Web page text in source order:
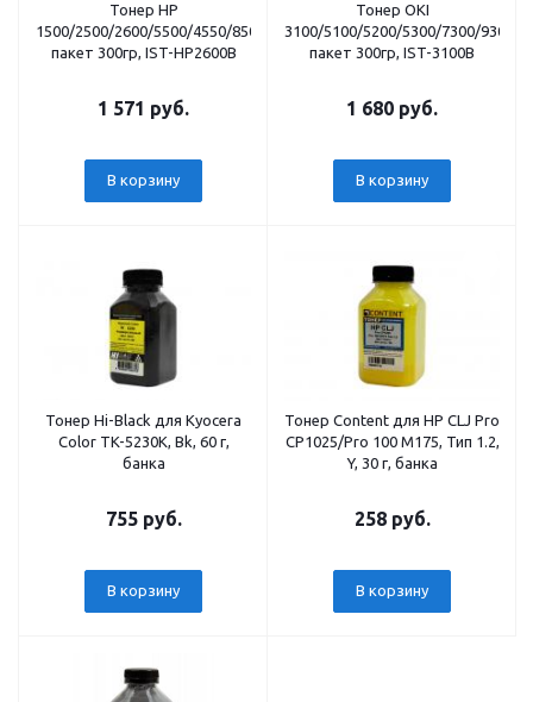
Тонер HP
1500/2500/2600/5500/4550/8500/8550/3550/370/CM1215/1015/1017/
пакет 300гр, IST-HP2600B
1 571 руб.
В корзину
Тонер OKI
3100/5100/5200/5300/7300/9300/
пакет 300гр, IST-3100B
1 680 руб.
В корзину
Тонер Hi-Black для Kyocera
Color TK-5230K, Bk, 60 г,
банка
755 руб.
В корзину
Тонер Content для HP CLJ Pro
CP1025/Pro 100 M175, Тип 1.2,
Y, 30 г, банка
258 руб.
В корзину